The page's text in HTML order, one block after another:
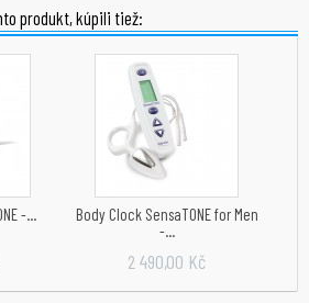
produkt, kúpili tiež:
-...
Body Clock SensaTONE for Men
-...
2 490,00 Kč